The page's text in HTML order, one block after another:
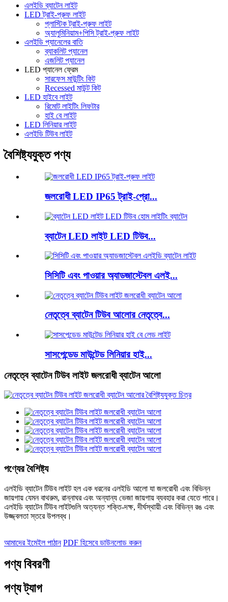
এলইডি ব্যাটেন লাইট
LED ট্রাই-প্রুফ লাইট
প্লাস্টিক ট্রাই-প্রুফ লাইট
অ্যালুমিনিয়াম+পিসি ট্রাই-প্রুফ লাইট
এলইডি প্যানেলের বাতি
ব্যাকলিট প্যানেল
এজলিট প্যানেল
LED প্যানেল ফ্রেম
সারফেস মাউন্টিং কিট
Recessed মাউন্ট কিট
LED হাইবে লাইট
রিমোট লাইটিং লিফটার
হাই বে লাইট
LED লিনিয়ার লাইট
এলইডি টিউব লাইট
বৈশিষ্ট্যযুক্ত পণ্য
জলরোধী LED IP65 ট্রাই-প্রো...
ব্যাটেন LED লাইট LED টিউব...
সিসিটি এবং পাওয়ার অ্যাডজাস্টেবল এলই...
নেতৃত্বে ব্যাটেন টিউব আলোর নেতৃত্বে...
সাসপেন্ডেড মাউন্টেড লিনিয়ার হাই...
নেতৃত্বে ব্যাটেন টিউব লাইট জলরোধী ব্যাটেন আলো
পণ্যের বৈশিষ্ট্য
এলইডি ব্যাটেন টিউব লাইট হল এক ধরনের এলইডি আলো যা জলরোধী এবং বিভিন্ন
জায়গায় যেমন বাথরুম, রান্নাঘর এবং অন্যান্য ভেজা জায়গায় ব্যবহার করা যেতে পারে।
এলইডি ব্যাটেন টিউব লাইটগুলি অত্যন্ত শক্তি-দক্ষ, দীর্ঘস্থায়ী এবং বিভিন্ন রঙ এবং
উজ্জ্বলতা স্তরে উপলব্ধ।
আমাদের ইমেইল পাঠান PDF হিসেবে ডাউনলোড করুন
পণ্য বিবরণী
পণ্য ট্যাগ